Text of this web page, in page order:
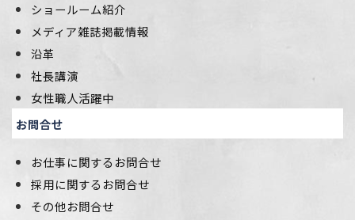
ショールーム紹介
メディア雑誌掲載情報
沿革
社長講演
女性職人活躍中
お問合せ
お仕事に関するお問合せ
採用に関するお問合せ
その他お問合せ